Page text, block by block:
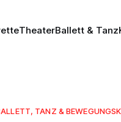
TheaterBallett & Tanz
TANZ &